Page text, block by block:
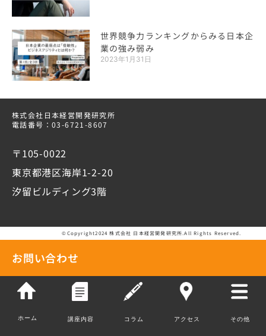
世界競争力ランキングからみる日本企
業の強み弱み
2023年1月31日
株式会社日本経営開発研究所
電話番号：03-6721-8607
〒105-0022
東京都港区海岸1-2-20
汐留ビルディング3階
©Copyright2024 株式会社 日本経営開発研究所.All Rights Reserved.
お問い合わせ
ホーム 講座内容 コラム アクセス その他